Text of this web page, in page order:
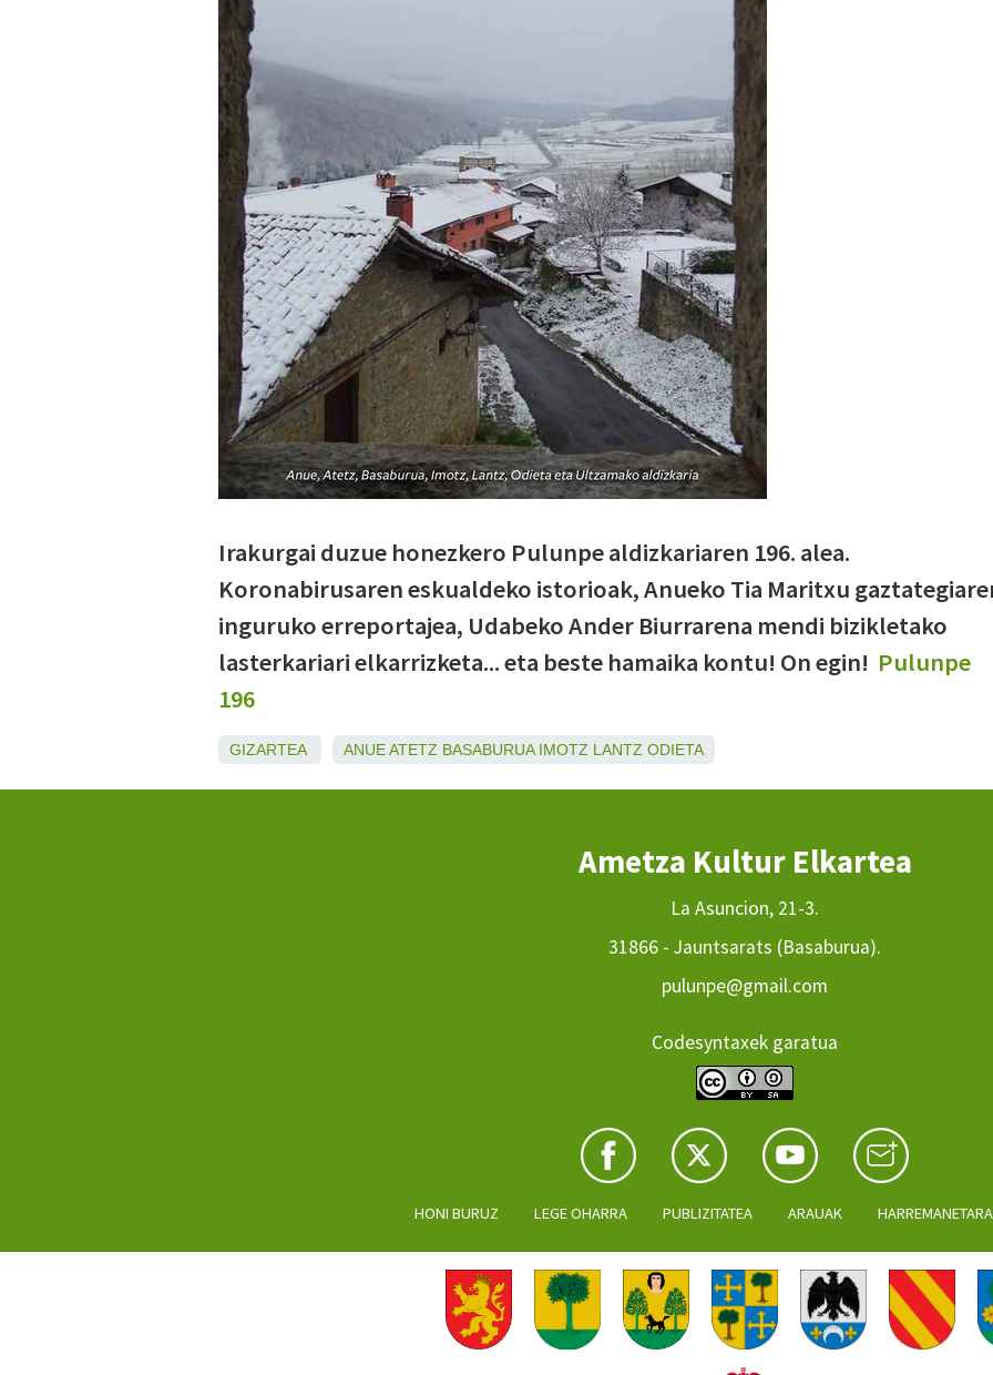
Irakurgai duzue honezkero Pulunpe aldizkariaren 196. alea.
Koronabirusaren eskualdeko istorioak, Anueko Tia Maritxu
inguruko erreportajea, Udabeko Ander Biurrarena mendi bizikletako
lasterkariari elkarrizketa... eta beste hamaika kontu! On egin! Pulunpe
196
GIZARTEA ANUEATETZ BASABURUA IMOTZ LANTZ ODIETA
Ametza Kultur Elkartea
La Asuncion, 21-3.
31866 - Jauntsarats (Basaburua).
pulunpe@gmail.com
Codesyntaxek garatua
HONI BURUZ LEGE OHARRA PUBLIZITATEA ARAUAK